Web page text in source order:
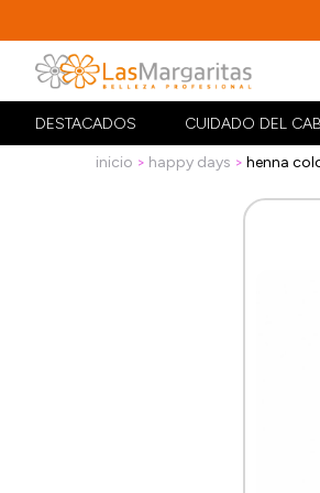
DESTACADOS CUIDADO DEL
inicio happy days henna